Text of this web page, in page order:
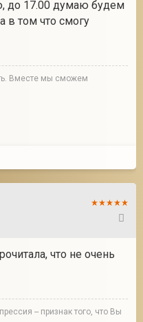
до 17.00 думаю будем
в том что смогу
Вместе мы сможем
что не очень
-- признак того, что Вы